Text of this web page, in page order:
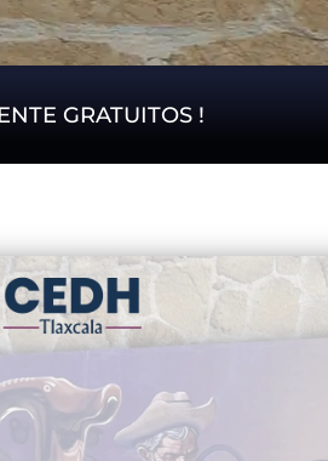
GRATUITOS !